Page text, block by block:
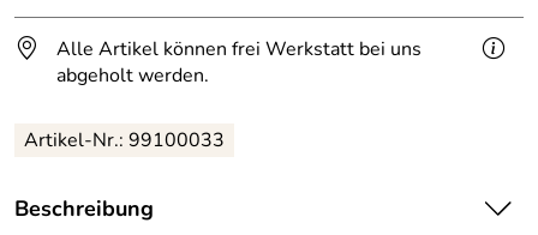
Alle Artikel können frei Werkstatt bei uns
abgeholt werden.
Artikel-Nr.: 99100033
Beschreibung